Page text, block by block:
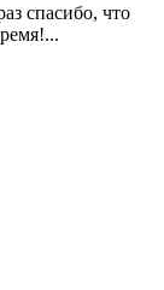
спасибо, что